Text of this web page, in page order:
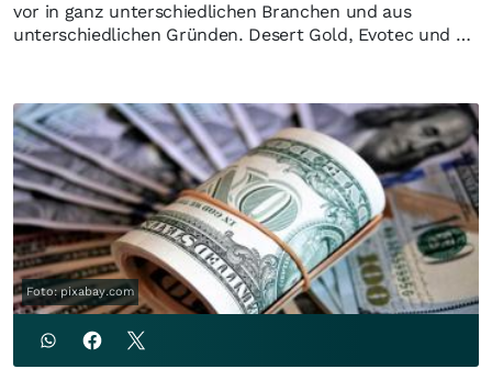
vor in ganz unterschiedlichen Branchen und aus
unterschiedlichen Gründen. Desert Gold, Evotec und …
Foto: pixabay.com